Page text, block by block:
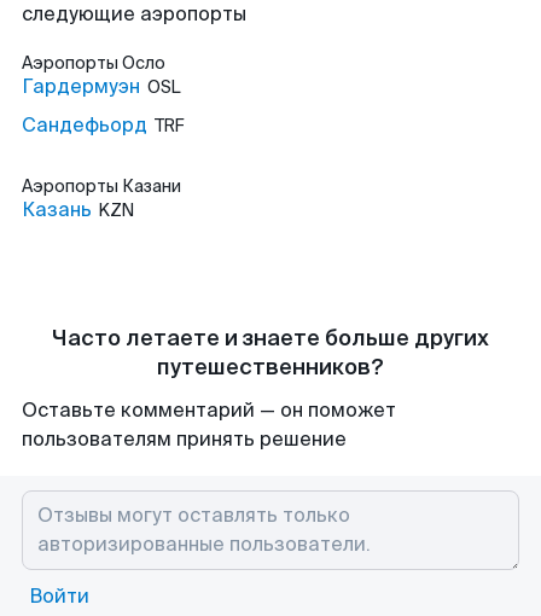
следующие аэропорты
Аэропорты Осло
Гардермуэн OSL
Сандефьорд TRF
Аэропорты Казани
Казань KZN
Часто летаете и знаете больше других
путешественников?
Оставьте комментарий — он поможет
пользователям принять решение
Войти